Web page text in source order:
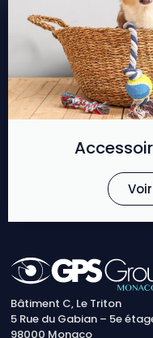
Bâtiment C, Le Triton
5 Rue du Gabian – 5e
98000 Monaco